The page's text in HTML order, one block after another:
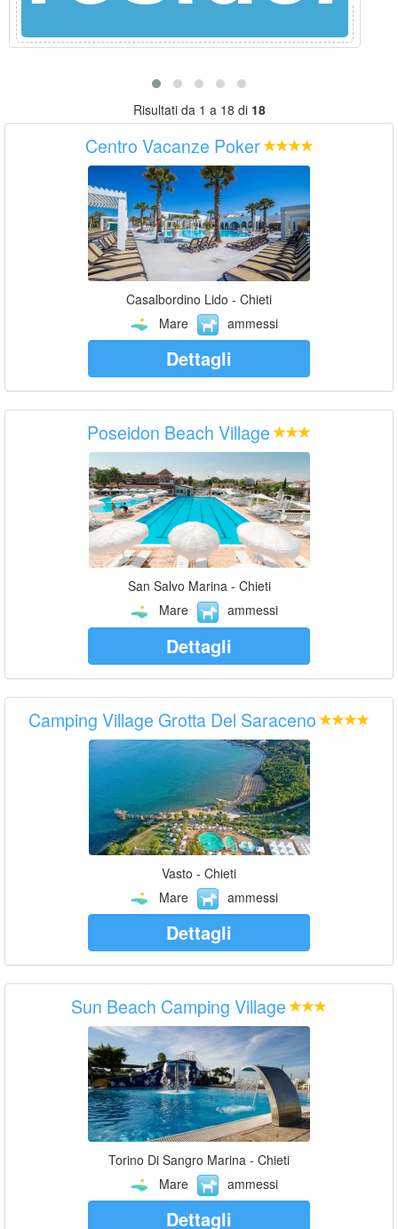
Risultati da 1 a 18 di 18
Centro Vacanze Poker
Casalbordino Lido - Chieti
Mare
ammessi
Dettagli
Poseidon Beach Village
San Salvo Marina - Chieti
Mare
ammessi
Dettagli
Camping Village Grotta Del Saraceno
Vasto - Chieti
Mare
ammessi
Dettagli
Sun Beach Camping Village
Torino Di Sangro Marina - Chieti
Mare
ammessi
Dettagli